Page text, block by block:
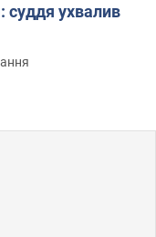
суддя ухвалив